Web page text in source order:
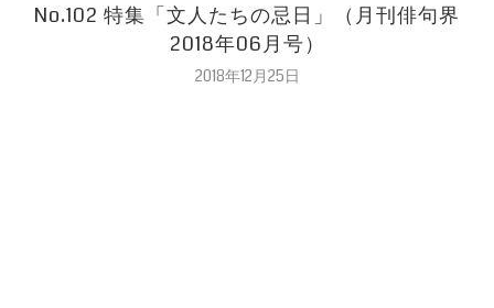
No.102 特集「文人たちの忌日」（月刊俳句界
2018年06月号）
2018年12月25日